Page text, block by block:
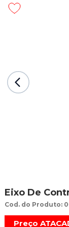
Eixo De
Cod. do Produto:
Preço